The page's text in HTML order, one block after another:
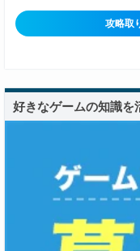
攻略取
好きなゲームの知識を